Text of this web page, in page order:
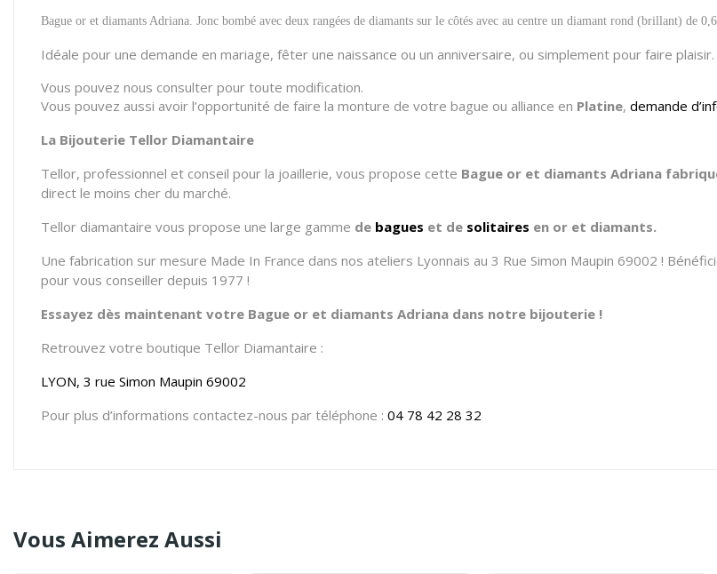
Bague or et diamants Adriana. Jonc bombé avec deux rangées de diamants sur le côtés avec au centre un diamant rond (brillant) de
Idéale pour une demande en mariage, fêter une naissance ou un anniversaire, ou simplement pour faire plaisir.
Vous pouvez nous consulter pour toute modification.
Vous pouvez aussi avoir l’opportunité de faire la monture de votre bague ou alliance en Platine, demande
La Bijouterie Tellor Diamantaire
Tellor, professionnel et conseil pour la joaillerie, vous propose cette Bague or et diamants Adriana
direct le moins cher du marché.
Tellor diamantaire vous propose une large gamme de bagues et de solitaires en or et diamants.
Une fabrication sur mesure Made In France dans nos ateliers Lyonnais au 3 Rue Simon Maupin 69002 !
pour vous conseiller depuis 1977 !
Essayez dès maintenant votre Bague or et diamants Adriana dans notre bijouterie !
Retrouvez votre boutique Tellor Diamantaire :
LYON, 3 rue Simon Maupin 69002
Pour plus d’informations contactez-nous par téléphone : 04 78 42 28 32
Vous Aimerez Aussi